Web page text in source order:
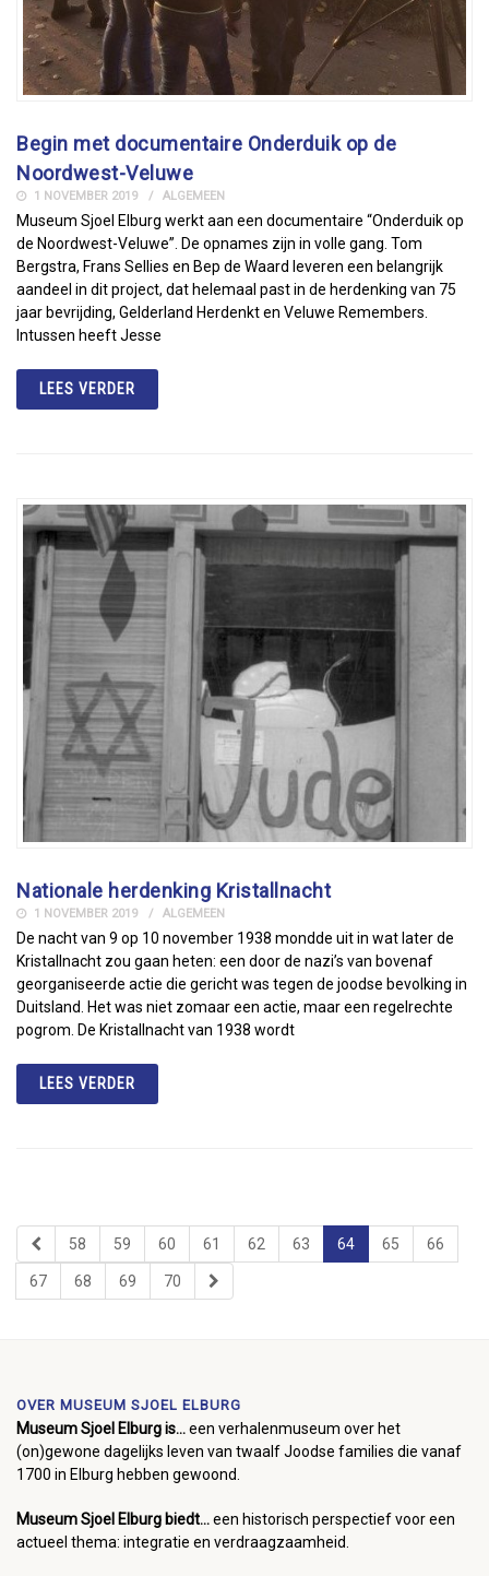
Begin met documentaire Onderduik op de
Noordwest-Veluwe
1 NOVEMBER 2019 ALGEMEEN
Museum Sjoel Elburg werkt aan een documentaire “Onderduik op
de Noordwest-Veluwe”. De opnames zijn in volle gang. Tom
Bergstra, Frans Sellies en Bep de Waard leveren een belangrijk
aandeel in dit project, dat helemaal past in de herdenking van 75
jaar bevrijding, Gelderland Herdenkt en Veluwe Remembers.
Intussen heeft Jesse
LEES VERDER
Nationale herdenking Kristallnacht
1 NOVEMBER 2019 ALGEMEEN
De nacht van 9 op 10 november 1938 mondde uit in wat later de
Kristallnacht zou gaan heten: een door de nazi’s van bovenaf
georganiseerde actie die gericht was tegen de joodse bevolking in
Duitsland. Het was niet zomaar een actie, maar een regelrechte
pogrom. De Kristallnacht van 1938 wordt
LEES VERDER
58 59 60 61 62 63 64 65 66
67 68 69 70
OVER MUSEUM SJOEL ELBURG
Museum Sjoel Elburg is...een verhalenmuseum over het
(on)gewone dagelijks leven van twaalf Joodse families die vanaf
1700 in Elburg hebben gewoond.
Museum Sjoel Elburg biedt...een historisch perspectief voor een
actueel thema: integratie en verdraagzaamheid.